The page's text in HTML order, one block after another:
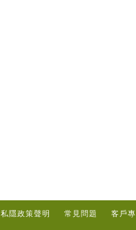
私隱政策聲明 常見問題 客戶